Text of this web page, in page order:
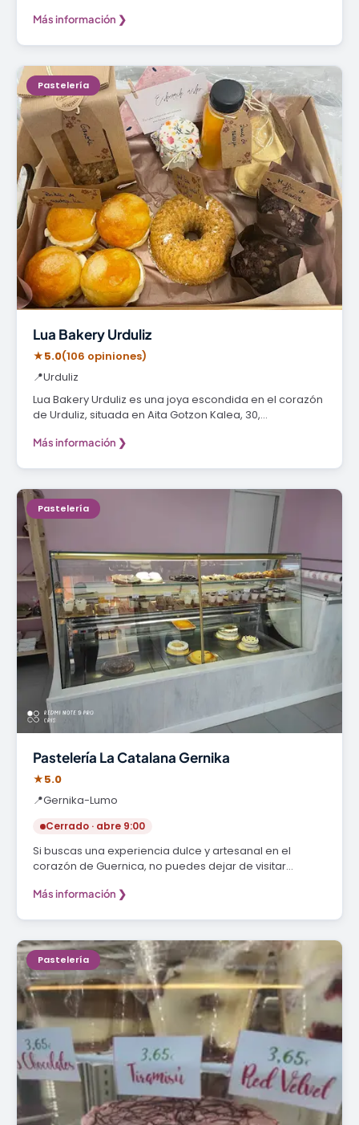
Más información ❯
Pastelería
Lua Bakery Urduliz
★5.0(106 opiniones)
📍Urduliz
Lua Bakery Urduliz es una joya escondida en el corazón
de Urduliz, situada en Aita Gotzon Kalea, 30,…
Más información ❯
Pastelería
Pastelería La Catalana Gernika
★5.0
📍Gernika-Lumo
Cerrado · abre 9:00
Si buscas una experiencia dulce y artesanal en el
corazón de Guernica, no puedes dejar de visitar…
Más información ❯
Pastelería